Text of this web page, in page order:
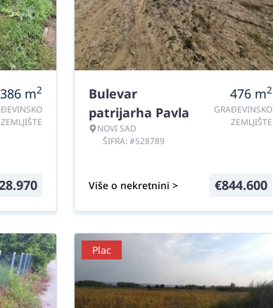
m2
ZEMLJIŠTE
Bulevar
patrijarha Pavla
NOVI SAD
ŠIFRA: #528789
476 m2
GRAĐEVINSKO
ZEMLJIŠTE
Više o nekretnini > €844.600
Plac